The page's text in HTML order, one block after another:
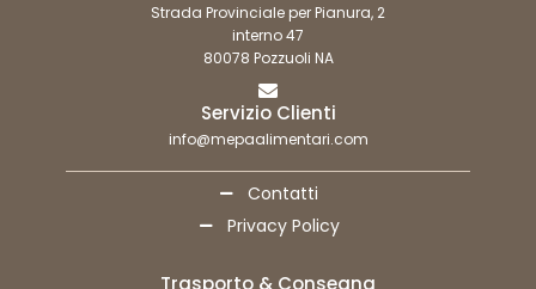
Strada Provinciale per Pianura, 2
interno 47
80078 Pozzuoli NA
Servizio Clienti
info@mepaalimentari.com
Contatti
Privacy Policy
Trasporto & Consegna